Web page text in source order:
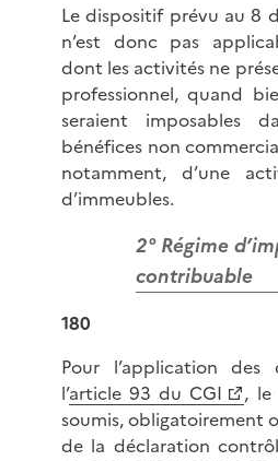
Le dispositif prévu au 8
n’est donc pas
dont les activités ne
professionnel, quand
seraient imposables
bénéfices non
notamment, d’une
d’immeubles.
2° Régime
contribuable
180
Pour l’application
l’article 93 du CGI
, le
soumis, obligatoirement
de la déclaration